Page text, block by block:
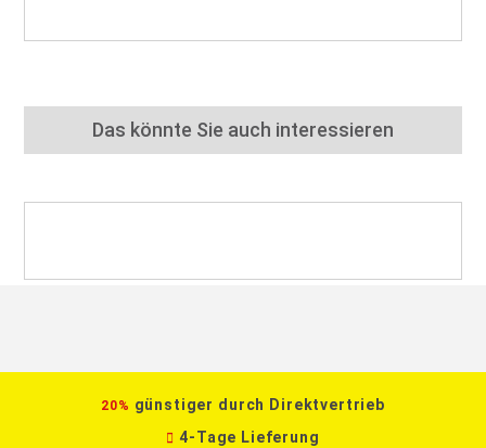
Das könnte Sie auch interessieren
20% günstiger durch Direktvertrieb
4-Tage Lieferung